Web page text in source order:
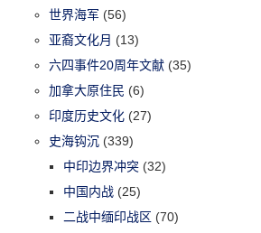
世界海军 (56)
亚裔文化月 (13)
六四事件20周年文献 (35)
加拿大原住民 (6)
印度历史文化 (27)
史海钩沉 (339)
中印边界冲突 (32)
中国内战 (25)
二战中缅印战区 (70)